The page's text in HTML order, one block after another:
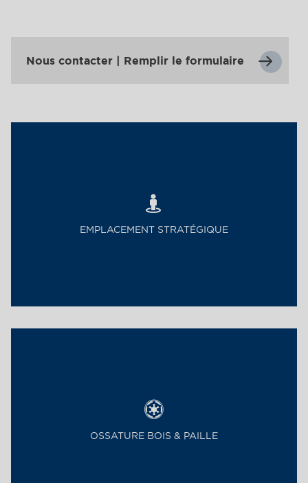
Nous contacter | Remplir le formulaire
EMPLACEMENT STRATÉGIQUE
OSSATURE BOIS & PAILLE